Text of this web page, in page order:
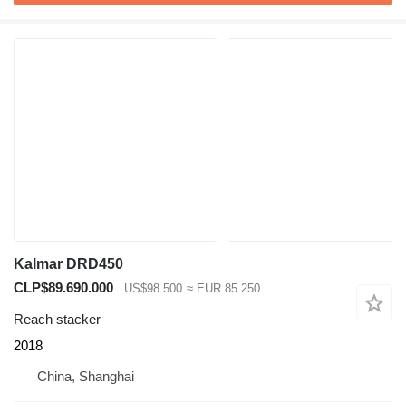
Kalmar DRD450
CLP$89.690.000
US$98.500 ≈ EUR 85.250
Reach stacker
2018
China, Shanghai